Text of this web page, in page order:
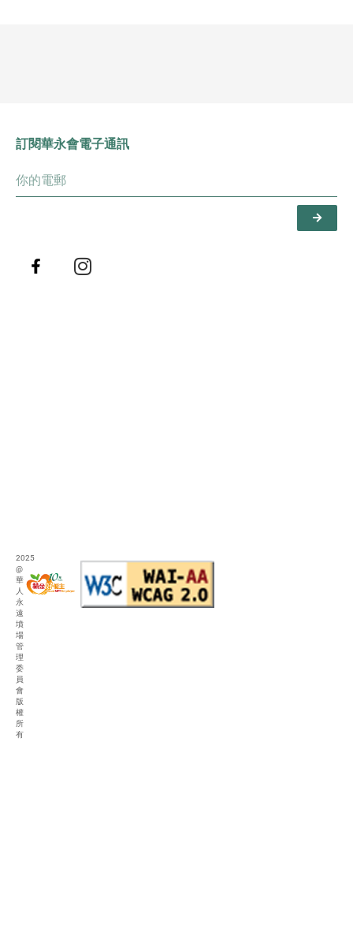
訂閱華永會電子通訊
2025
@
華
人
永
遠
墳
場
管
理
委
員
會
版
權
所
有